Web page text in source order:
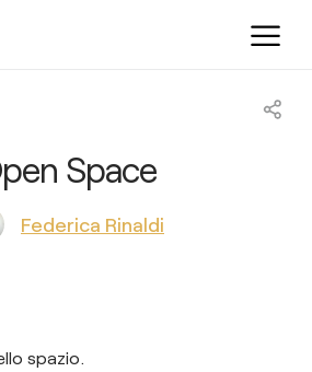
Space
Federica Rinaldi
spazio.